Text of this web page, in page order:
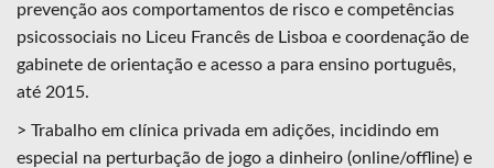
prevenção aos comportamentos de risco e competências
psicossociais no Liceu Francês de Lisboa e coordenação de
gabinete de orientação e acesso a para ensino português,
até 2015.
> Trabalho em clínica privada em adições, incidindo em
especial na perturbação de jogo a dinheiro (online/offline) e